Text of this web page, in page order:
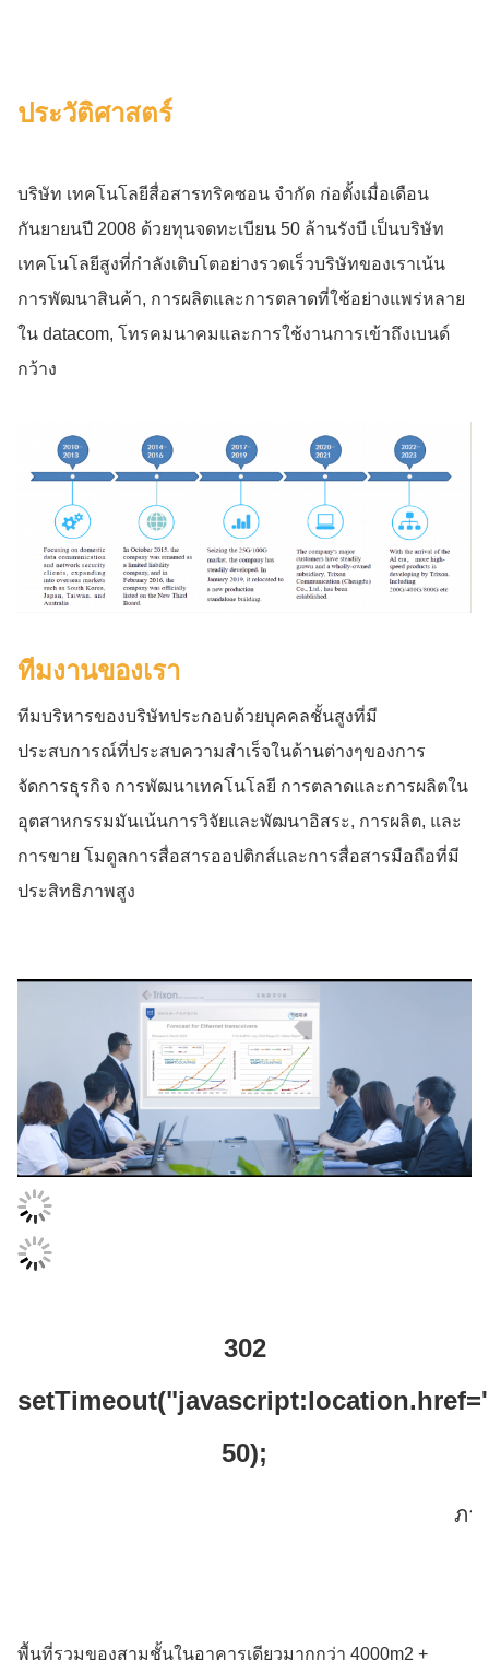
ประวัติศาสตร์
บริษัท เทคโนโลยีสื่อสารทริคซอน จํากัด ก่อตั้งเมื่อเดือน
กันยายนปี 2008 ด้วยทุนจดทะเบียน 50 ล้านรังบี เป็นบริษัท
เทคโนโลยีสูงที่กําลังเติบโตอย่างรวดเร็วบริษัทของเราเน้น
การพัฒนาสินค้า, การผลิตและการตลาดที่ใช้อย่างแพร่หลาย
ใน datacom, โทรคมนาคมและการใช้งานการเข้าถึงเบนด์
กว้าง
ทีมงานของเรา
ทีมบริหารของบริษัทประกอบด้วยบุคคลชั้นสูงที่มี
ประสบการณ์ที่ประสบความสําเร็จในด้านต่างๆของการ
จัดการธุรกิจ การพัฒนาเทคโนโลยี การตลาดและการผลิตใน
อุตสาหกรรมมันเน้นการวิจัยและพัฒนาอิสระ, การผลิต, และ
การขาย โมดูลการสื่อสารออปติกส์และการสื่อสารมือถือที่มี
ประสิทธิภาพสูง
302
50);
ภา
พื้นที่รวมของสามชั้นในอาคารเดียวมากกว่า 4000m2 +